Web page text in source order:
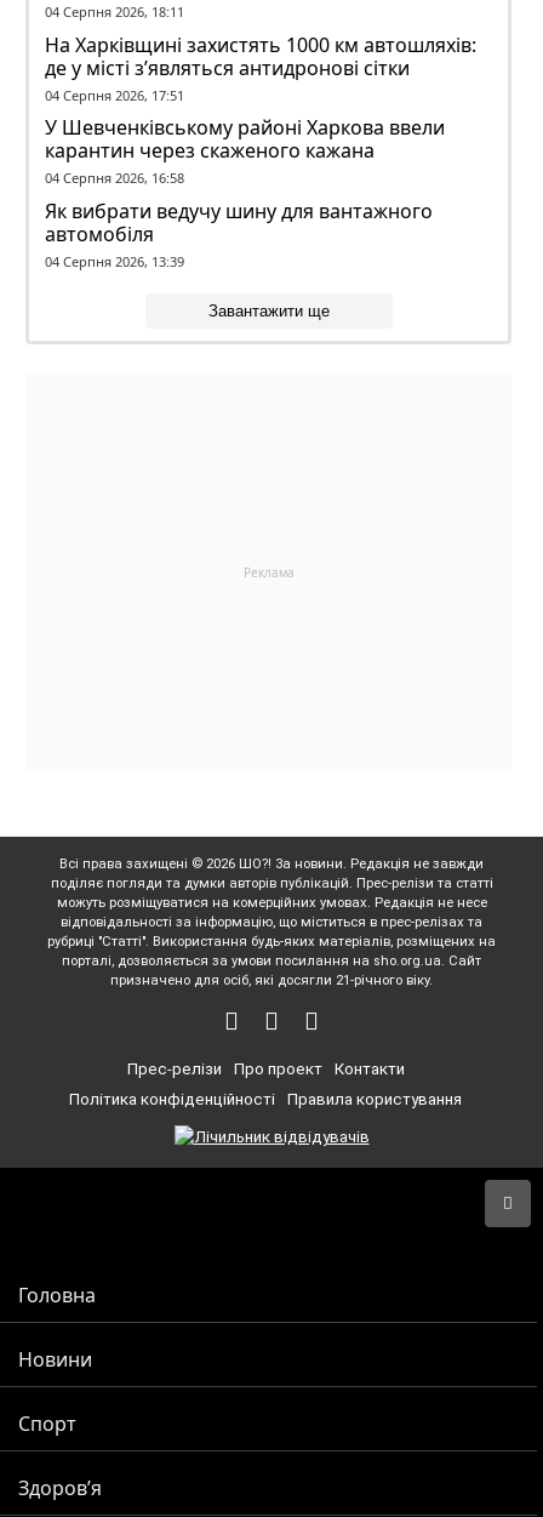
04 Серпня 2026, 18:11
На Харківщині захистять 1000 км автошляхів:
де у місті з’являться антидронові сітки
04 Серпня 2026, 17:51
У Шевченківському районі Харкова ввели
карантин через скаженого кажана
04 Серпня 2026, 16:58
Як вибрати ведучу шину для вантажного
автомобіля
04 Серпня 2026, 13:39
Завантажити ще
Всі права захищені © 2026 ШО?! За новини. Редакція не завжди
поділяє погляди та думки авторів публікацій. Прес-релізи та статті
можуть розміщуватися на комерційних умовах. Редакція не несе
відповідальності за інформацію, що міститься в прес-релізах та
рубриці "Статті". Використання будь-яких матеріалів, розміщених на
порталі, дозволяється за умови посилання на sho.org.ua. Сайт
призначено для осіб, які досягли 21-річного віку.
Прес-релізи Про проект
Контакти
Політика конфіденційності
Правила користування
Головна
Новини
Спорт
Здоров’я